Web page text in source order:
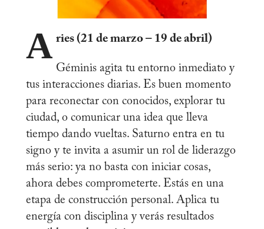
A ries (21 de marzo – 19 de abril)
Géminis agita tu entorno inmediato y
tus interacciones diarias. Es buen momento
para reconectar con conocidos, explorar tu
ciudad, o comunicar una idea que lleva
tiempo dando vueltas. Saturno entra en tu
signo y te invita a asumir un rol de liderazgo
más serio: ya no basta con iniciar cosas,
ahora debes comprometerte. Estás en una
etapa de construcción personal. Aplica tu
energía con disciplina y verás resultados